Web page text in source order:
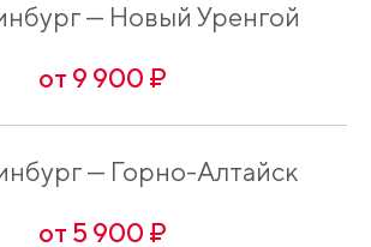
— Новый Уренгой
от 9 900 ₽
— Горно-Алтайск
от 5 900 ₽